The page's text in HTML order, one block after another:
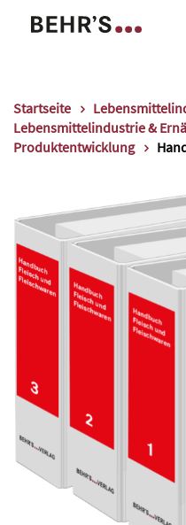
Startseite
Lebensmittelindustrie &
Produktentwicklung